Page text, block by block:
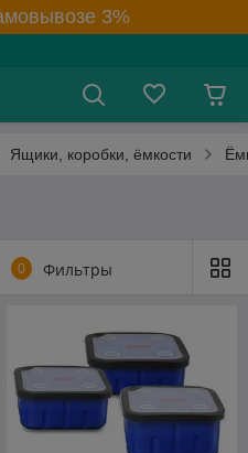
3%
Ящики, коробки, ёмкости
0 Фильтры